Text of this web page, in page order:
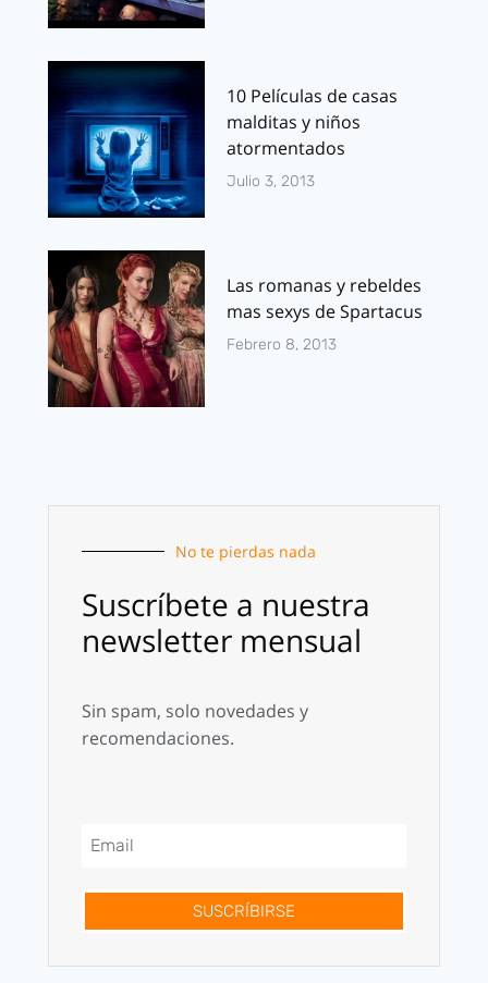
10 Películas de casas
malditas y niños
atormentados
Julio 3, 2013
Las romanas y rebeldes
mas sexys de Spartacus
Febrero 8, 2013
No te pierdas nada
Suscríbete a nuestra
newsletter mensual
Sin spam, solo novedades y
recomendaciones.
SUSCRÍBIRSE